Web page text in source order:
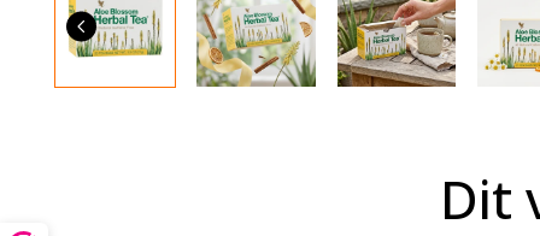
Dit